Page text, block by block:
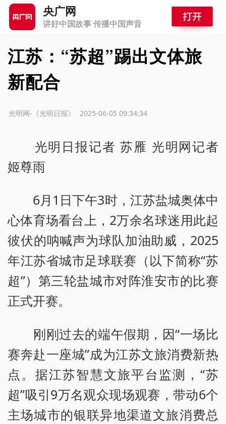
央广网
讲好中国故事 传播中国声音
江苏：“苏超”踢出文体旅
新配合
2025-06-05 09:34:34
光明网-《光明日报》
光明日报记者 苏雁 光明网记者
姬尊雨
6月1日下午3时，江苏盐城奥体中
心体育场看台上，2万余名球迷用此起
彼伏的呐喊声为球队加油助威，2025
年江苏省城市足球联赛（以下简称“苏
超”）第三轮盐城市对阵淮安市的比赛
正式开赛。
刚刚过去的端午假期，因“一场比
赛奔赴一座城”成为江苏文旅消费新热
点。据江苏智慧文旅平台监测，“苏
超”吸引9万名观众现场观赛，带动6个
主场城市的银联异地渠道文旅消费总